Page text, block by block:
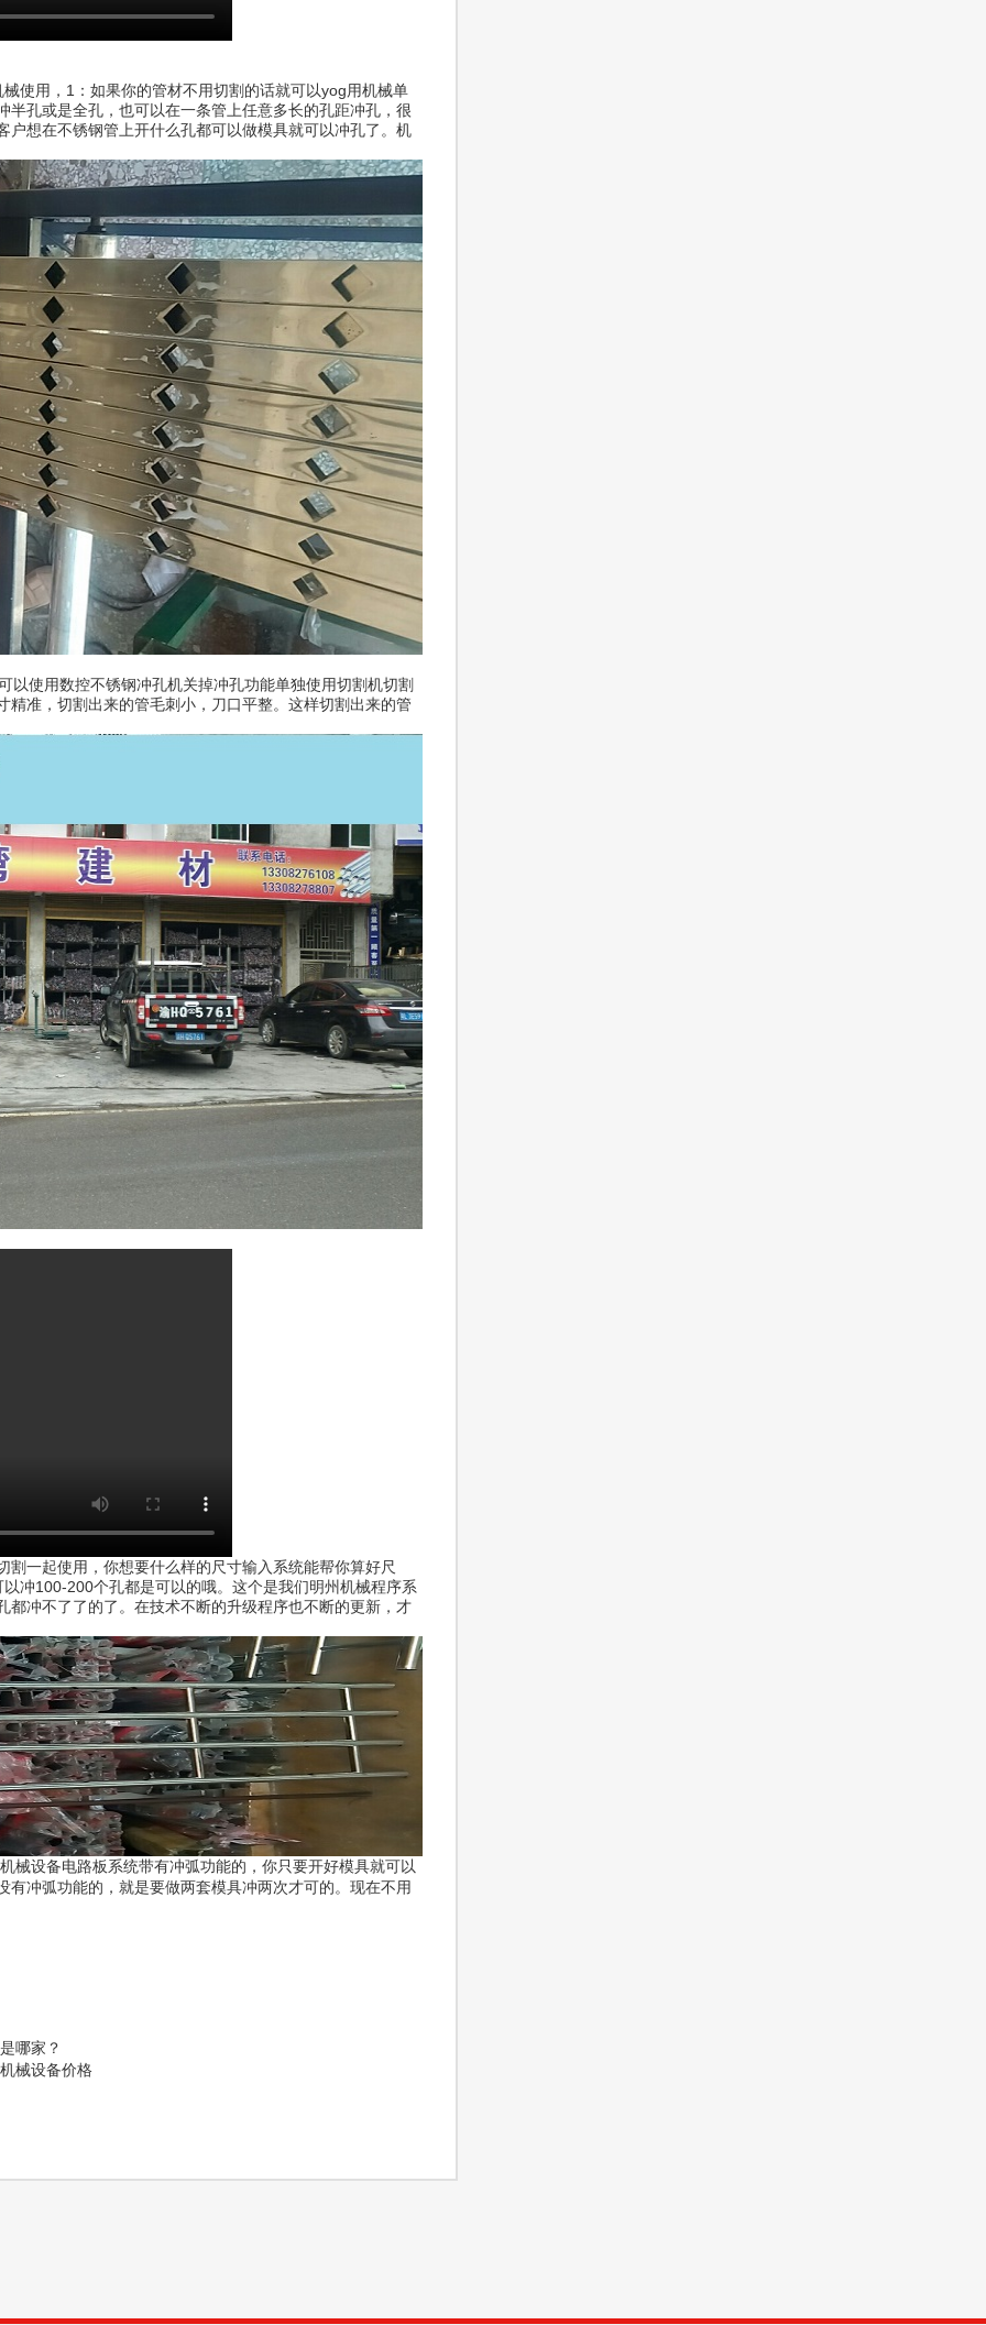
使用，1：如果你的管材不用切割的话就可以yog用机械单
孔或是全孔，也可以在一条管上任意多长的孔距冲孔，很
想在不锈钢管上开什么孔都可以做模具就可以冲孔了。机
用数控不锈钢冲孔机关掉冲孔功能单独使用切割机切割
准，切割出来的管毛刺小，刀口平整。这样切割出来的管
一起使用，你想要什么样的尺寸输入系统能帮你算好尺
冲100-200个孔都是可以的哦。这个是我们明州机械程序系
冲不了了的了。在技术不断的升级程序也不断的更新，才
械设备电路板系统带有冲弧功能的，你只要开好模具就可以
冲弧功能的，就是要做两套模具冲两次才可的。现在不用
哪家？
械设备价格